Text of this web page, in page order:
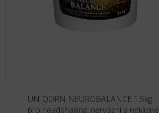
UNIQORN NEUROBALANCE 1,5kg
pro headshaking, nervózní a neklidné